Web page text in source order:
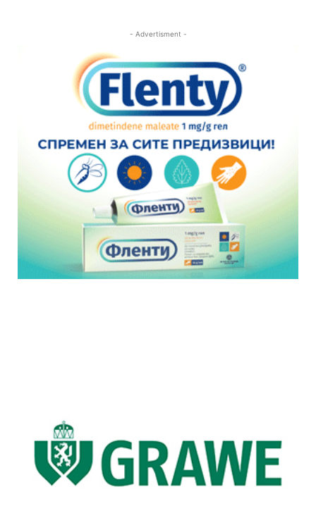
- Advertisment -